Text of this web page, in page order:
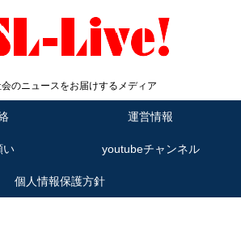
のニュースをお届けするメディア
運営情報
い youtubeチャンネル
個人情報保護方針